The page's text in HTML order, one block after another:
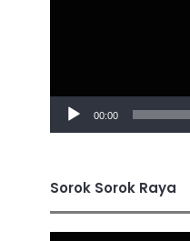
00:00
Sorok Sorok Raya